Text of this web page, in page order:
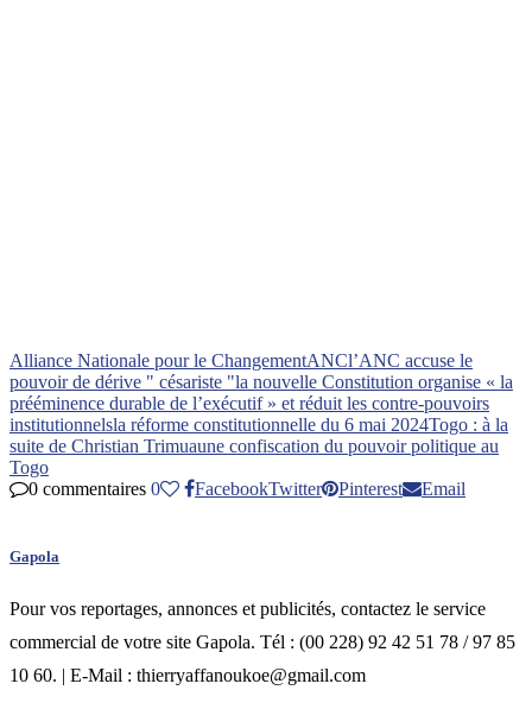
Alliance Nationale pour le ChangementANCl’ANC accuse le
pouvoir de dérive " césariste "la nouvelle Constitution organise « la
prééminence durable de l’exécutif » et réduit les contre-pouvoirs
institutionnelsla réforme constitutionnelle du 6 mai 2024Togo : à la
suite de Christian Trimuaune confiscation du pouvoir politique au
Togo
0 commentaires 0 FacebookTwitter Pinterest Email
Gapola
Pour vos reportages, annonces et publicités, contactez le service
commercial de votre site Gapola. Tél : (00 228) 92 42 51 78 / 97 85
10 60. | E-Mail : thierryaffanoukoe@gmail.com